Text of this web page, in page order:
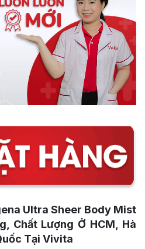
Ultra Sheer Body Mist
Chất Lượng Ở HCM, Hà
Tại Vivita